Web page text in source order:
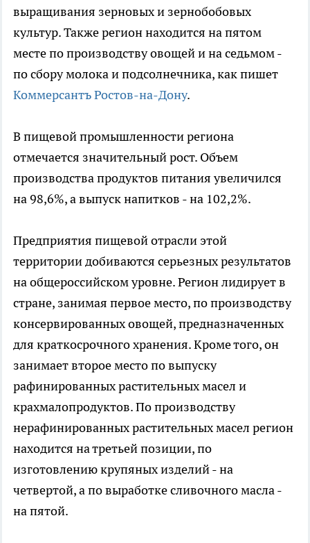
выращивания зерновых и зернобобовых
культур. Также регион находится на пятом
месте по производству овощей и на седьмом -
по сбору молока и подсолнечника, как пишет
Коммерсантъ Ростов-на-Дону.
В пищевой промышленности региона
отмечается значительный рост. Объем
производства продуктов питания увеличился
на 98,6%, а выпуск напитков - на 102,2%.
Предприятия пищевой отрасли этой
территории добиваются серьезных результатов
на общероссийском уровне. Регион лидирует в
стране, занимая первое место, по производству
консервированных овощей, предназначенных
для краткосрочного хранения. Кроме того, он
занимает второе место по выпуску
рафинированных растительных масел и
крахмалопродуктов. По производству
нерафинированных растительных масел регион
находится на третьей позиции, по
изготовлению крупяных изделий - на
четвертой, а по выработке сливочного масла -
на пятой.